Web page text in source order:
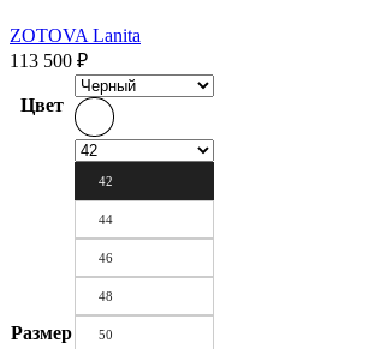
ZOTOVA Lanita
113 500 ₽
Цвет
Размер
42
44
46
48
50